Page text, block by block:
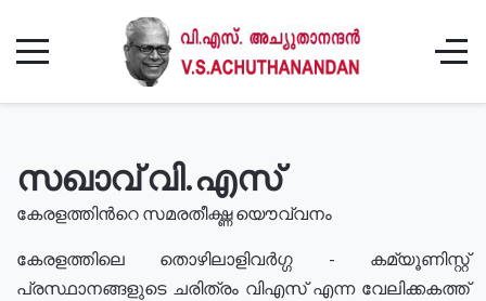
സഖാവ് വി.എസ്
കേരളത്തിൻറെ സമരതീക്ഷ്ണ യൌവ്വനം
കേരളത്തിലെ തൊഴിലാളിവർഗ്ഗ - കമ്യൂണിസ്റ്റ്
പ്രസ്ഥാനങ്ങളുടെ ചരിത്രം വിഎസ് എന്ന വേലിക്കകത്ത്